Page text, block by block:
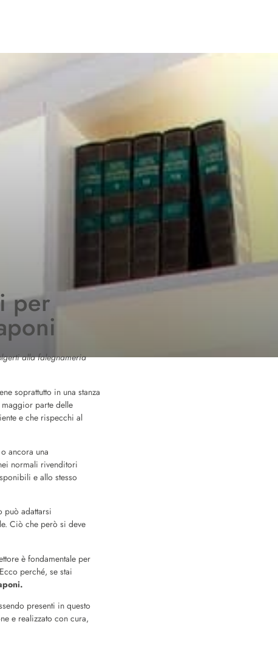
per
alla falegnameria
soprattutto in una stanza
parte delle
e che rispecchi al
ancora una
normali rivenditori
e allo stesso
può adattarsi
Ciò che però si deve
è fondamentale per
perché, se stai
presenti in questo
e realizzato con cura,